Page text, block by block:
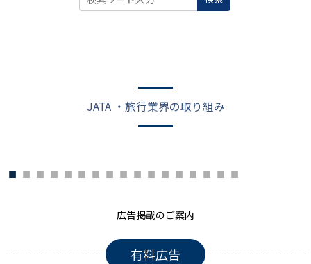
JATA ・旅行業界の取り組み
広告掲載のご案内
有料広告